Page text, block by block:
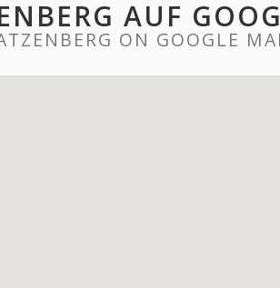
AUF
ON GOOGLE